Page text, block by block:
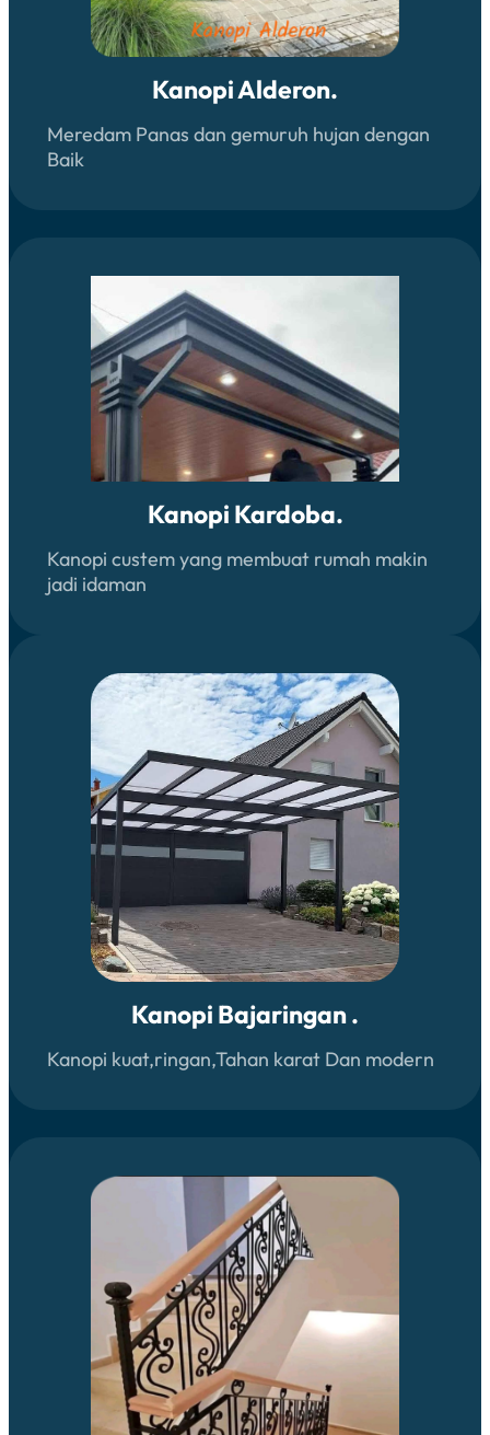
Kanopi Alderon.
Meredam Panas dan gemuruh hujan dengan
Baik
Kanopi Kardoba.
Kanopi custem yang membuat rumah makin
jadi idaman
Kanopi Bajaringan .
Kanopi kuat,ringan,Tahan karat Dan modern